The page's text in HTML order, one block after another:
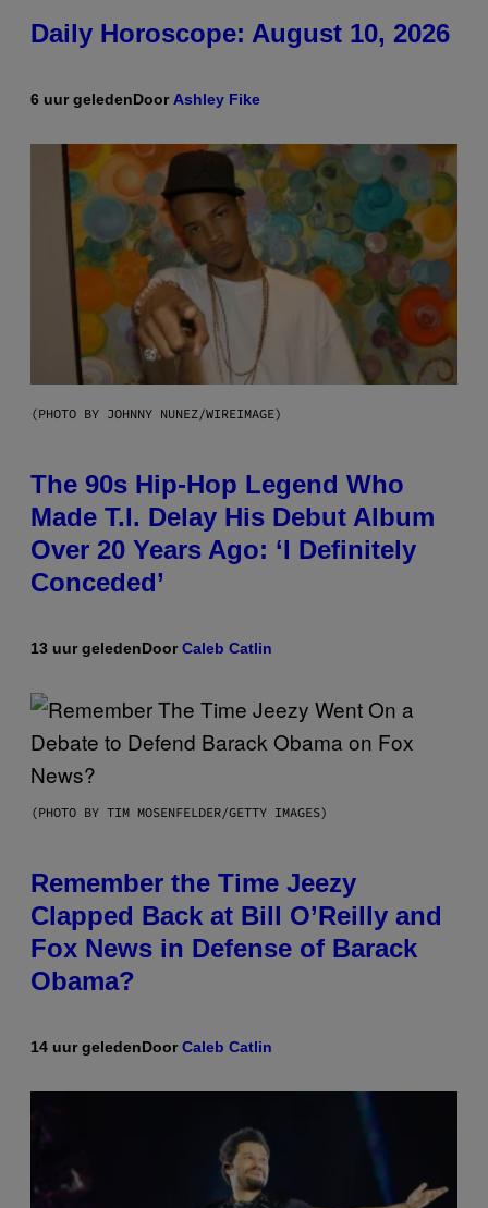
Daily Horoscope: August 10, 2026
6 uur geledenDoor Ashley Fike
(PHOTO BY JOHNNY NUNEZ/WIREIMAGE)
The 90s Hip-Hop Legend Who
Made T.I. Delay His Debut Album
Over 20 Years Ago: ‘I Definitely
Conceded’
13 uur geledenDoorCaleb Catlin
(PHOTO BY TIM MOSENFELDER/GETTY IMAGES)
Remember the Time Jeezy
Clapped Back at Bill O’Reilly and
Fox News in Defense of Barack
Obama?
14 uur geledenDoorCaleb Catlin